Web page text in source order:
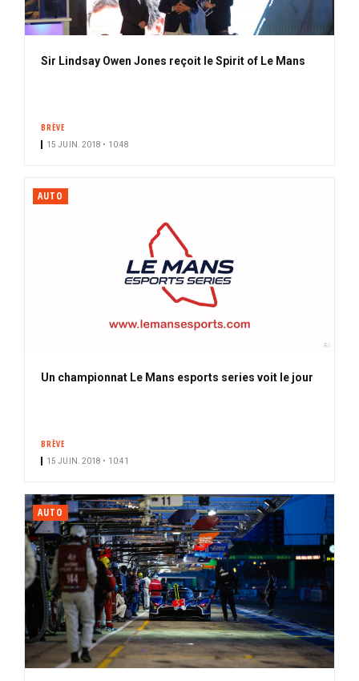
Sir Lindsay Owen Jones reçoit le Spirit of Le Mans
BRÈVE
15 JUIN. 2018 • 10:48
AUTO
Un championnat Le Mans esports series voit le jour
BRÈVE
15 JUIN. 2018 • 10:41
AUTO